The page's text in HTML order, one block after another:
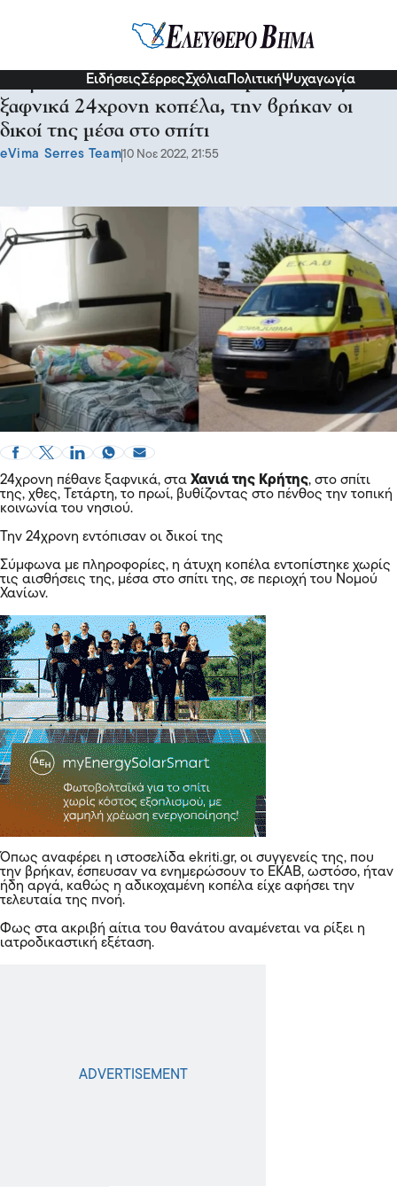
ΕιδήσειςΣέρρεςΣχόλια ΠολιτικήΨυχαγωγία
Μεγάλο σοκ στα Χανιά: Νεκρή εντελώς
ξαφνικά 24χρονη κοπέλα, την βρήκαν οι
δικοί της μέσα στο σπίτι
eVima Serres Team10 Νοε 2022, 21:55
24χρονη πέθανε ξαφνικά, στα Χανιά της Κρήτης, στο σπίτι
της, χθες, Τετάρτη, το πρωί, βυθίζοντας στο πένθος την τοπική
κοινωνία του νησιού.
Την 24χρονη εντόπισαν οι δικοί της
Σύμφωνα με πληροφορίες, η άτυχη κοπέλα εντοπίστηκε χωρίς
τις αισθήσεις της, μέσα στο σπίτι της, σε περιοχή του Νομού
Χανίων.
Όπως αναφέρει η ιστοσελίδα ekriti.gr, οι συγγενείς της, που
την βρήκαν, έσπευσαν να ενημερώσουν το ΕΚΑΒ, ωστόσο, ήταν
ήδη αργά, καθώς η αδικοχαμένη κοπέλα είχε αφήσει την
τελευταία της πνοή.
Φως στα ακριβή αίτια του θανάτου αναμένεται να ρίξει η
ιατροδικαστική εξέταση.